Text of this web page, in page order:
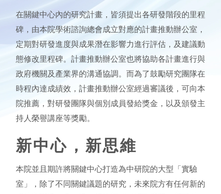
在關鍵中心內的研究計畫，皆須提出各研發階段的里程
碑，由本院學術諮詢總會成立對應的計畫推動辦公室，
定期對研發進度與成果潛在影響力進行評估，及建議動
態修改里程碑。計畫推動辦公室也將協助各計畫進行與
政府機關及產業界的溝通協調。而為了鼓勵研究團隊在
時程內達成績效，計畫推動辦公室經過審議後，可向本
院推薦，對研發團隊與個別成員發給獎金，以及頒發主
持人榮譽講座等獎勵。
新中心，新思維
本院並且期許將關鍵中心打造為中研院的大型「實驗
室」，除了不同關鍵議題的研究，未來院方有任何新的